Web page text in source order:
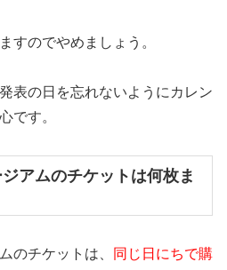
すのでやめましょう。
表の日を忘れないようにカレン
です。
アムのチケットは何枚ま
のチケットは、
同じ日にちで購